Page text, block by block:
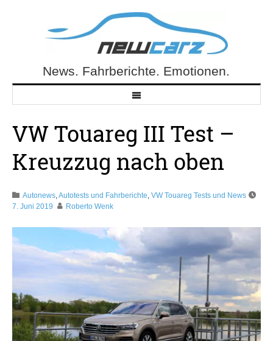
NewCarz.deNews. Fahrberichte. Emotionen.
VW Touareg III Test –
Kreuzzug nach oben
Autonews,Autotests und Fahrberichte, VW Touareg Tests und News
7. Juni 2019
Roberto Wenk